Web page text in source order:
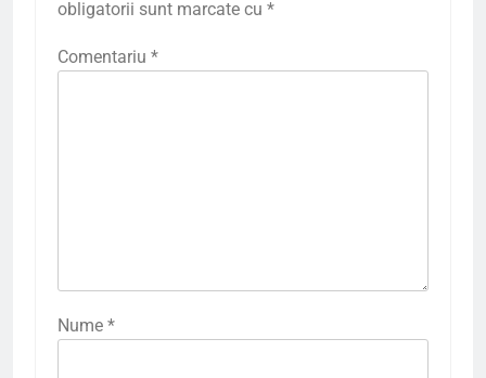
obligatorii sunt marcate cu *
Comentariu *
Nume *